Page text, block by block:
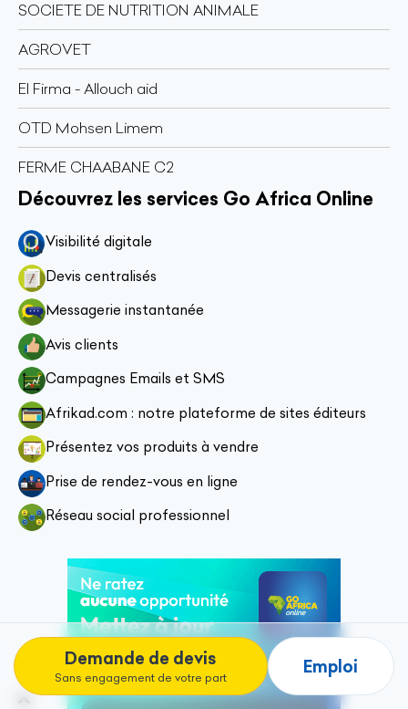
Demande de devis
Sans engagement de votre part
Emploi
SOCIETE DE NUTRITION ANIMALE
AGROVET
El Firma - Allouch aid
OTD Mohsen Limem
FERME CHAABANE C2
Découvrez les services Go Africa Online
Visibilité digitale
Devis centralisés
Messagerie instantanée
Avis clients
Campagnes Emails et SMS
Afrikad.com : notre plateforme de sites éditeurs
Présentez vos produits à vendre
Prise de rendez-vous en ligne
Réseau social professionnel